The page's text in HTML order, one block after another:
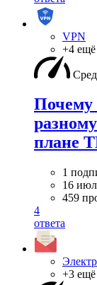
VPN
+4 ещё
Почему
плане
1
16
459
4
ответа
+3 ещё